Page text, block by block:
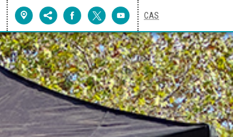
CAS